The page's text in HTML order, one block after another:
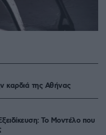
καρδιά της Αθήνας
Το Mοντέλο που